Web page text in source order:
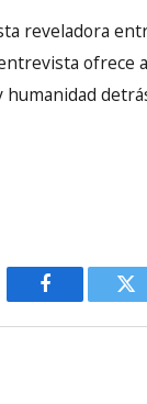
reveladora
ofrece
Facebook